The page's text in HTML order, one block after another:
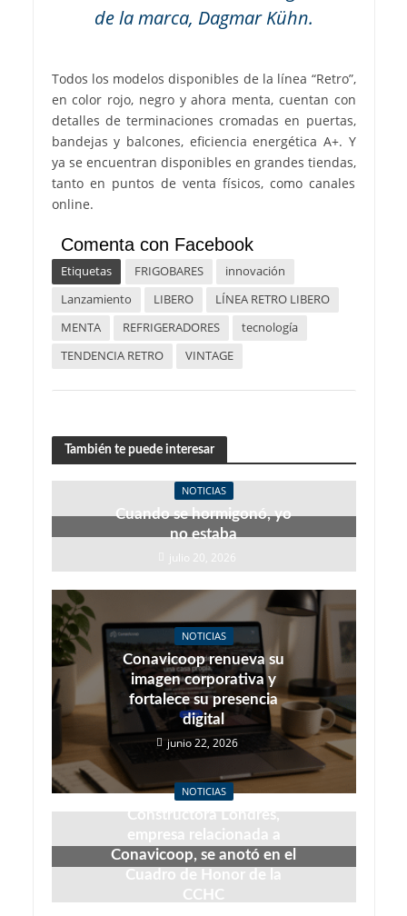
de la marca, Dagmar Kühn.
Todos los modelos disponibles de la línea “Retro”,
en color rojo, negro y ahora menta, cuentan con
detalles de terminaciones cromadas en puertas,
bandejas y balcones, eficiencia energética A+. Y
ya se encuentran disponibles en grandes tiendas,
tanto en puntos de venta físicos, como canales
online.
Comenta con Facebook
Etiquetas FRIGOBARES
innovación
Lanzamiento
LIBERO
LÍNEA RETRO LIBERO
MENTA
REFRIGERADORES
tecnología
TENDENCIA RETRO
VINTAGE
También te puede interesar
NOTICIAS
Cuando se hormigonó, yo
no estaba
julio 20, 2026
NOTICIAS
Conavicoop renueva su
imagen corporativa y
fortalece su presencia
digital
junio 22, 2026
NOTICIAS
Constructora Londres,
empresa relacionada a
Conavicoop, se anotó en el
Cuadro de Honor de la
CCHC